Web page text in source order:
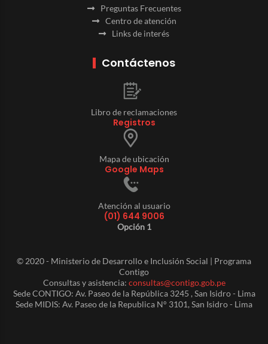
Preguntas Frecuentes
Centro de atención
Links de interés
Contáctenos
Libro de reclamaciones
Registros
Mapa de ubicación
Google Maps
Atención al usuario
(01) 644 9006
Opción 1
© 2020 - Ministerio de Desarrollo e Inclusión Social | Programa
Contigo
Consultas y asistencia: consultas@contigo.gob.pe
Sede CONTIGO: Av. Paseo de la República 3245 , San Isidro - Lima
Sede MIDIS: Av. Paseo de la Republica N° 3101, San Isidro - Lima